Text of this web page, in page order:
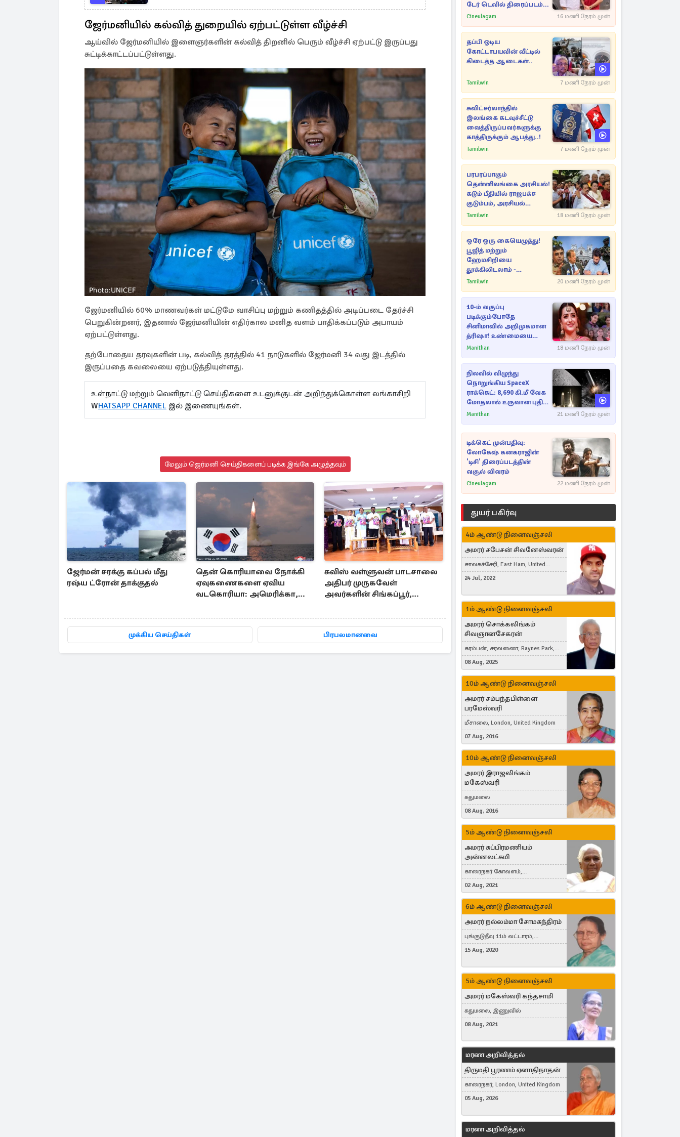
ஜேர்மனியில் கல்வித் துறையில் ஏற்பட்டுள்ள வீழ்ச்சி
ஆய்வில் ஜேர்மனியில் இளைஞர்களின் கல்வித் திறனில் பெரும் வீழ்ச்சி ஏற்பட்டு இருப்பது
சுட்டிக்காட்டப்பட்டுள்ளது.
ஜேர்மனியில் 60% மாணவர்கள் மட்டுமே வாசிப்பு மற்றும் கணிதத்தில் அடிப்படை தேர்ச்சி
பெறுகின்றனர், இதனால் ஜேர்மனியின் எதிர்கால மனித வளம் பாதிக்கப்படும் அபாயம்
ஏற்பட்டுள்ளது.
தற்போதைய தரவுகளின் படி, கல்வித் தரத்தில் 41 நாடுகளில் ஜேர்மனி 34 வது இடத்தில்
இருப்பதை கவலையை ஏற்படுத்தியுள்ளது.
உள்நாட்டு மற்றும் வெளிநாட்டு செய்திகளை உடனுக்குடன் அறிந்துக்கொள்ள லங்காசிறி
WHATSAPP CHANNEL இல் இணையுங்கள்.
மேலும் ஜெர்மனி செய்திகளைப் படிக்க இங்கே அழுத்தவும்
ஜேர்மன் சரக்கு கப்பல் மீது
ரஷ்ய ட்ரோன் தாக்குதல்
தென் கொரியாவை நோக்கி
ஏவுகணைகளை ஏவிய
வடகொரியா: அமெரிக்கா,
தகவல்
சுவிஸ் வள்ளுவன் பாடசாலை
அதிபர் முருகவேள்
அவர்களின் சிங்கப்பூர்,
பயண அனுபவ தொகுப்பு
முக்கிய செய்திகள் பிரபலமானவை
டேர் டெவில் திரைப்படம்...
Cineulagam 16 மணி நேரம் முன்
தப்பி ஓடிய
கோட்டாபயவின் வீட்டில்
கிடைத்த ஆடைகள்..
Tamilwin 7 மணி நேரம் முன்
சுவிட்சர்லாந்தில்
இலங்கை கடவுச்சீட்டு
வைத்திருப்பவர்களுக்கு
காத்திருக்கும் ஆபத்து..!
Tamilwin 7 மணி நேரம் முன்
பரபரப்பாகும்
தென்னிலங்கை அரசியல்!
கடும் பீதியில் ராஜபக்ச
குடும்பம், அரசியல்
நட்புகள்
Tamilwin 18 மணி நேரம் முன்
ஒரே ஒரு கையெழுத்து!
பூஜித் மற்றும்
ஹேமசிறியை
தூக்கிலிடலாம் -
அநுரவுக்குச் சென்ற
Tamilwin 20 மணி நேரம் முன்
10-ம் வகுப்பு
படிக்கும்போதே
சினிமாவில் அறிமுகமான
த்ரிஷா! உண்மையை
பகிர்ந்த இயக்குநர் பிரவீன்
Manithan 18 மணி நேரம் முன்
நிலவில் விழுந்து
நொறுங்கிய SpaceX
ராக்கெட்: 8,690 கி.மீ வேக
மோதலால் உருவான புதிய
பள்ளம்!
Manithan 21 மணி நேரம் முன்
டிக்கெட் முன்பதிவு:
லோகேஷ் கனகராஜின்
'டிசி' திரைப்படத்தின்
வசூல் விவரம்
Cineulagam 22 மணி நேரம் முன்
துயர் பகிர்வு
4ம் ஆண்டு நினைவஞ்சலி
அமரர் சபேசன் சிவனேஸ்வரன்
சாவகச்சேரி, East Ham, United
Kingdom
24 Jul, 2022
1ம் ஆண்டு நினைவஞ்சலி
அமரர் சொக்கலிங்கம்
சிவஞானசேகரன்
கரம்பன், சரவணை, Raynes Park,
London, United Kingdom
08 Aug, 2025
10ம் ஆண்டு நினைவஞ்சலி
அமரர் சம்பந்தபிள்ளை
பரமேஸ்வரி
மீசாலை, London, United Kingdom
07 Aug, 2016
10ம் ஆண்டு நினைவஞ்சலி
அமரர் இராஜலிங்கம்
மகேஸ்வரி
சுதுமலை
08 Aug, 2016
5ம் ஆண்டு நினைவஞ்சலி
அமரர் சுப்பிரமணியம்
அன்னலட்சுமி
காரைநகர் கோவளம்,
வெள்ளவத்தை
02 Aug, 2021
6ம் ஆண்டு நினைவஞ்சலி
அமரர் நல்லம்மா சோமசுந்திரம்
புங்குடுதீவு 11ம் வட்டாரம்,
கொட்டாஞ்சேனை
15 Aug, 2020
5ம் ஆண்டு நினைவஞ்சலி
அமரர் மகேஸ்வரி கந்தசாமி
சுதுமலை, இணுவில்
08 Aug, 2021
மரண அறிவித்தல்
திருமதி பூரணம் ஏனாதிநாதன்
காரைநகர், London, United Kingdom
05 Aug, 2026
மரண அறிவித்தல்